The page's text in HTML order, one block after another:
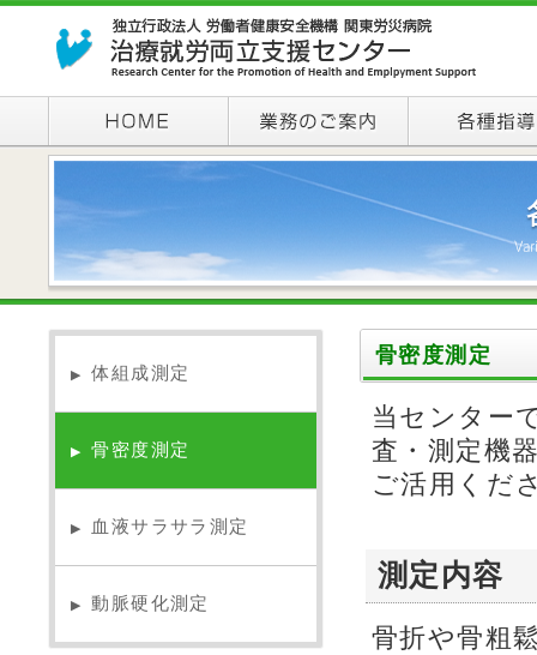
骨密度測定
当センター
査・測定機
ご活用くだ
測定内容
骨折や骨粗
▶ 体組成測定
▶ 骨密度測定
▶ 血液サラサラ測定
▶ 動脈硬化測定